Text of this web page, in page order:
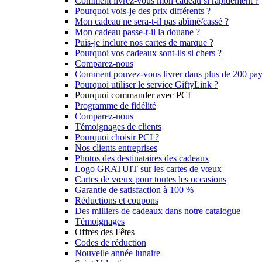
Pourquoi vois-je des prix différents ?
Mon cadeau ne sera-t-il pas abîmé/cassé ?
Mon cadeau passe-t-il la douane ?
Puis-je inclure nos cartes de marque ?
Pourquoi vos cadeaux sont-ils si chers ?
Comparez-nous
Comment pouvez-vous livrer dans plus de 200
Pourquoi utiliser le service GiftyLink ?
Pourquoi commander avec PCI
Programme de fidélité
Comparez-nous
Témoignages de clients
Pourquoi choisir PCI ?
Nos clients entreprises
Photos des destinataires des cadeaux
Logo GRATUIT sur les cartes de vœux
Cartes de vœux pour toutes les occasions
Garantie de satisfaction à 100 %
Réductions et coupons
Des milliers de cadeaux dans notre catalogue
Témoignages
Offres des Fêtes
Codes de réduction
Nouvelle année lunaire